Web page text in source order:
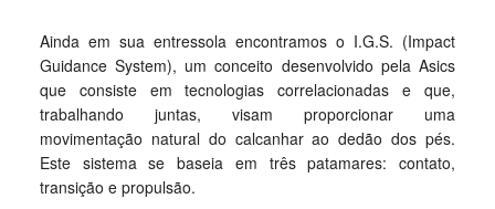
Ainda em sua entressola encontramos o I.G.S. (Impact
Guidance System), um conceito desenvolvido pela Asics
que consiste em tecnologias correlacionadas e que,
trabalhando juntas, visam proporcionar uma
movimentação natural do calcanhar ao dedão dos pés.
Este sistema se baseia em três patamares: contato,
transição e propulsão.